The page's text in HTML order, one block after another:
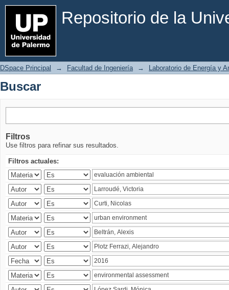
Repositorio de la
Buscar
DSpace Principal → Facultad de Ingeniería → Laboratorio de Energía y
Buscar
Filtros
Use filtros para refinar sus resultados.
Filtros actuales: